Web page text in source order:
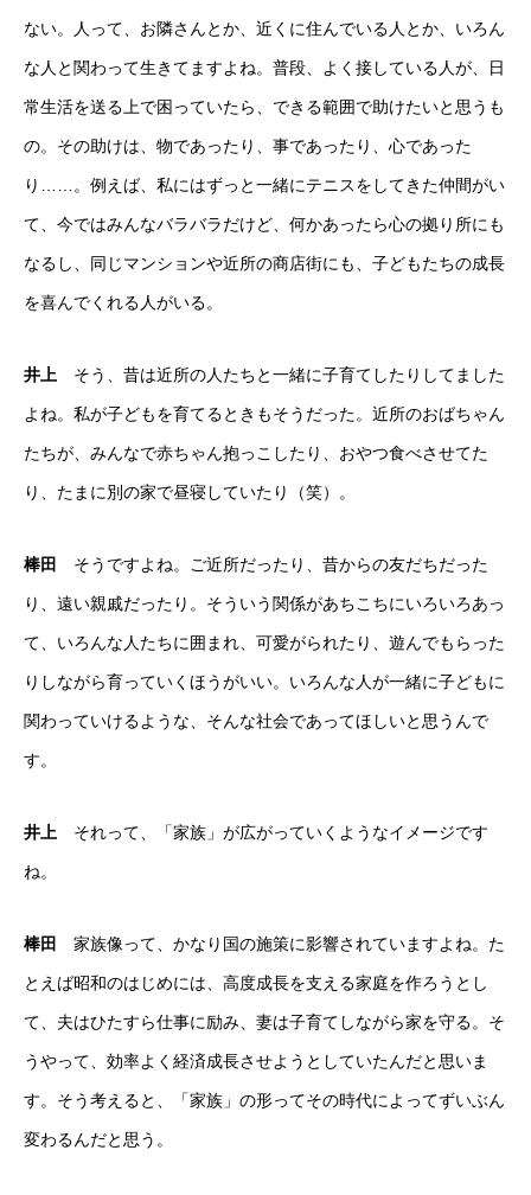
ない。人って、お隣さんとか、近くに住んでいる人とか、いろん
な人と関わって生きてますよね。普段、よく接している人が、日
常生活を送る上で困っていたら、できる範囲で助けたいと思うも
の。その助けは、物であったり、事であったり、心であった
り……。例えば、私にはずっと一緒にテニスをしてきた仲間がい
て、今ではみんなバラバラだけど、何かあったら心の拠り所にも
なるし、同じマンションや近所の商店街にも、子どもたちの成長
を喜んでくれる人がいる。
井上 そう、昔は近所の人たちと一緒に子育てしたりしてました
よね。私が子どもを育てるときもそうだった。近所のおばちゃん
たちが、みんなで赤ちゃん抱っこしたり、おやつ食べさせてた
り、たまに別の家で昼寝していたり（笑）。
棒田 そうですよね。ご近所だったり、昔からの友だちだった
り、遠い親戚だったり。そういう関係があちこちにいろいろあっ
て、いろんな人たちに囲まれ、可愛がられたり、遊んでもらった
りしながら育っていくほうがいい。いろんな人が一緒に子どもに
関わっていけるような、そんな社会であってほしいと思うんで
す。
井上 それって、「家族」が広がっていくようなイメージです
ね。
棒田 家族像って、かなり国の施策に影響されていますよね。た
とえば昭和のはじめには、高度成長を支える家庭を作ろうとし
て、夫はひたすら仕事に励み、妻は子育てしながら家を守る。そ
うやって、効率よく経済成長させようとしていたんだと思いま
す。そう考えると、「家族」の形ってその時代によってずいぶん
変わるんだと思う。